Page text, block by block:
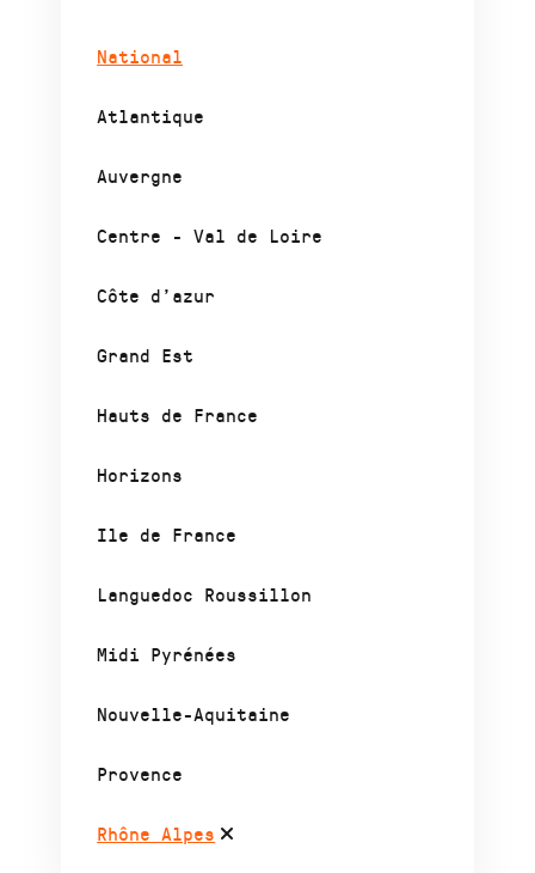
National
Atlantique
Auvergne
Centre - Val de Loire
Côte d’azur
Grand Est
Hauts de France
Horizons
Ile de France
Languedoc Roussillon
Midi Pyrénées
Nouvelle-Aquitaine
Provence
Rhône Alpes